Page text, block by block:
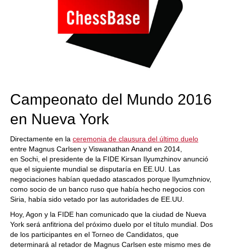
Campeonato del Mundo 2016
en Nueva York
Directamente en la ceremonia de clausura del último duelo
entre Magnus Carlsen y Viswanathan Anand en 2014,
en Sochi, el presidente de la FIDE Kirsan Ilyumzhinov anunció
que el siguiente mundial se disputaría en EE.UU. Las
negociaciones habían quedado atascados porque Ilyumzhniov,
como socio de un banco ruso que había hecho negocios con
Siria, había sido vetado por las autoridades de EE.UU.
Hoy, Agon y la FIDE han comunicado que la ciudad de Nueva
York será anfitriona del próximo duelo por el título mundial. Dos
de los participantes en el Torneo de Candidatos, que
determinará al retador de Magnus Carlsen este mismo mes de